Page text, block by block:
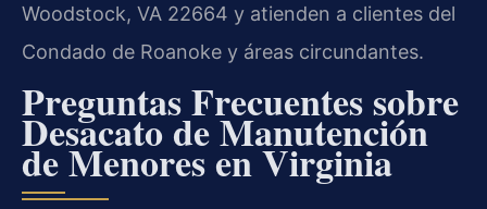
Woodstock, VA 22664 y atienden a clientes del
Condado de Roanoke y áreas circundantes.
Preguntas Frecuentes sobre
Desacato de Manutención
de Menores en Virginia